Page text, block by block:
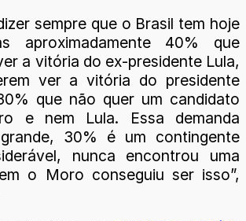
sempre que o Brasil tem hoje
aproximadamente 40% que
a vitória do ex-presidente Lula,
ver a vitória do presidente
que não quer um candidato
e nem Lula. Essa demanda
30% é um contingente
nunca encontrou uma
o Moro conseguiu ser isso”,